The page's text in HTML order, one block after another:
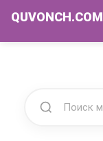
QUVONCH.COM